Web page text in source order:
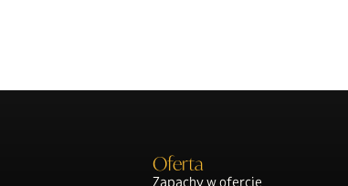
Oferta
Zapachy w ofercie